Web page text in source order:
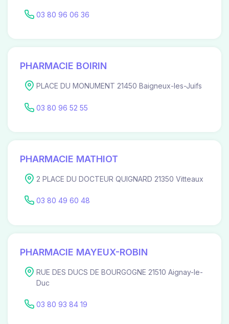
03 80 96 06 36
PHARMACIE BOIRIN
PLACE DU MONUMENT 21450 Baigneux-les-Juifs
03 80 96 52 55
PHARMACIE MATHIOT
2 PLACE DU DOCTEUR QUIGNARD 21350 Vitteaux
03 80 49 60 48
PHARMACIE MAYEUX-ROBIN
RUE DES DUCS DE BOURGOGNE 21510 Aignay-le-
Duc
03 80 93 84 19